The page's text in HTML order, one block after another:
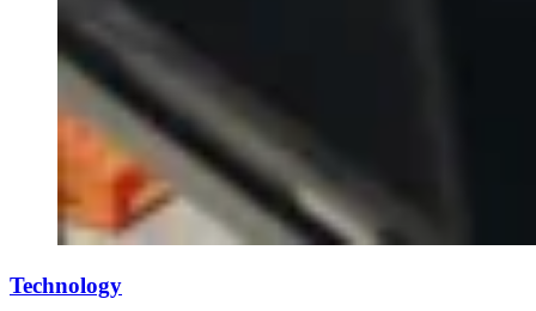
Technology